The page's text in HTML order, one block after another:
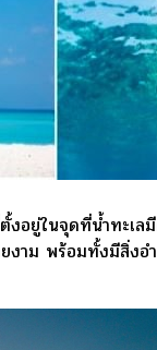
อยู่ในจุดที่น้ำทะเ
งาม พร้อมทั้งมีสิ่ง